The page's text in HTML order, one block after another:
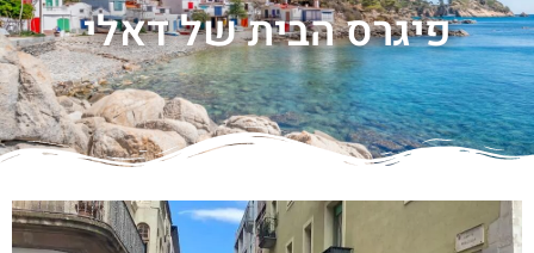
פיגרס הבית של דאלי